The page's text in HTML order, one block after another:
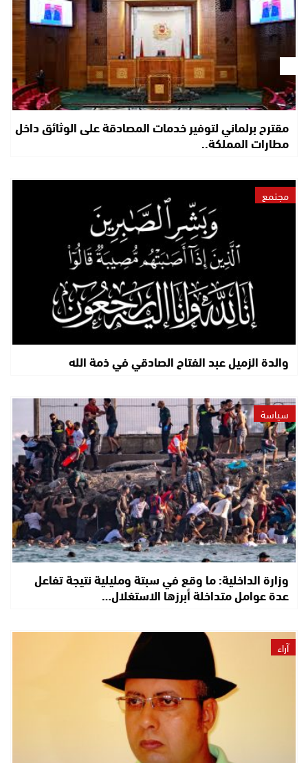
مقترح برلماني لتوفير خدمات المصادقة على الوثائق داخل
مطارات المملكة..
مجتمع
والدة الزميل عبد الفتاح الصادقي في ذمة الله
سياسة
وزارة الداخلية: ما وقع في سبتة ومليلية نتيجة تفاعل
عدة عوامل متداخلة أبرزها الاستغلال…
آراء